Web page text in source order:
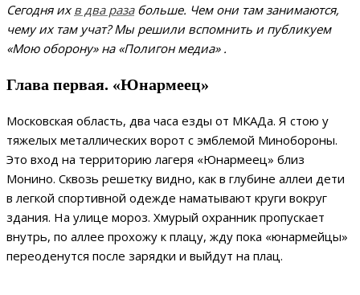
Сегодня их в два разабольше. Чем они там занимаются,
чему их там учат? Мы решили вспомнить и публикуем
«Мою оборону» на «Полигон медиа».
Глава первая. «Юнармеец»
Московская область, два часа езды от МКАДа. Я стою у
тяжелых металлических ворот с эмблемой Минобороны.
Это вход на территорию лагеря «Юнармеец» близ
Монино. Сквозь решетку видно, как в глубине аллеи дети
в легкой спортивной одежде наматывают круги вокруг
здания. На улице мороз. Хмурый охранник пропускает
внутрь, по аллее прохожу к плацу, жду пока «юнармейцы»
переоденутся после зарядки и выйдут на плац.